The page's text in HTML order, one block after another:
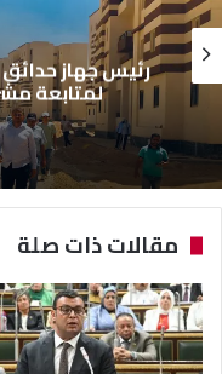
رئيس جهاز
لمتابعة
مقالات ذات صلة